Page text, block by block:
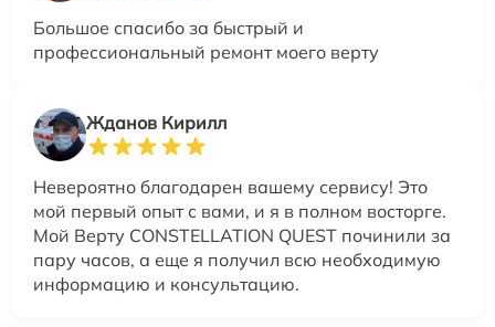
Большое спасибо за быстрый и
профессиональный ремонт моего верту
Жданов Кирилл
Невероятно благодарен вашему сервису! Это
мой первый опыт с вами, и я в полном восторге.
Мой Верту CONSTELLATION QUEST починили за
пару часов, а еще я получил всю необходимую
информацию и консультацию.